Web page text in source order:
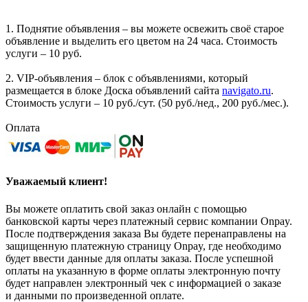
1. Поднятие объявления – вы можете освежить своё старое
объявление и выделить его цветом на 24 часа. Стоимость
услуги – 10 руб.
2. VIP-объявления – блок с объявлениями, который
размещается в блоке Доска объявлений сайта navigato.ru.
Стоимость услуги – 10 руб./сут. (50 руб./нед., 200 руб./мес.).
Оплата
Уважаемый клиент!
Вы можете оплатить свой заказ онлайн с помощью
банковской карты через платежный сервис компании Onpay.
После подтверждения заказа Вы будете перенаправлены на
защищенную платежную страницу Onpay, где необходимо
будет ввести данные для оплаты заказа. После успешной
оплаты на указанную в форме оплаты электронную почту
будет направлен электронный чек с информацией о заказе
и данными по произведенной оплате.